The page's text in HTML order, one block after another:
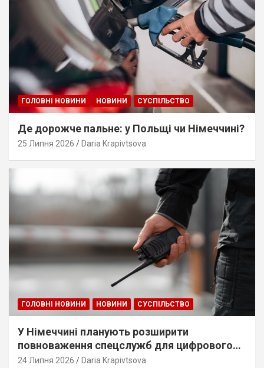
ГОЛОВНІ НОВИНИ НОВИНИ СУСПІЛЬСТВО
Де дорожче пальне: у Польщі чи Німеччині?
25 Липня 2026 Daria Krapivtsova
ГОЛОВНІ НОВИНИ НОВИНИ СУСПІЛЬСТВО
У Німеччині планують розширити
повноваження спецслужб для цифрового
стеження
24 Липня 2026 Daria Krapivtsova